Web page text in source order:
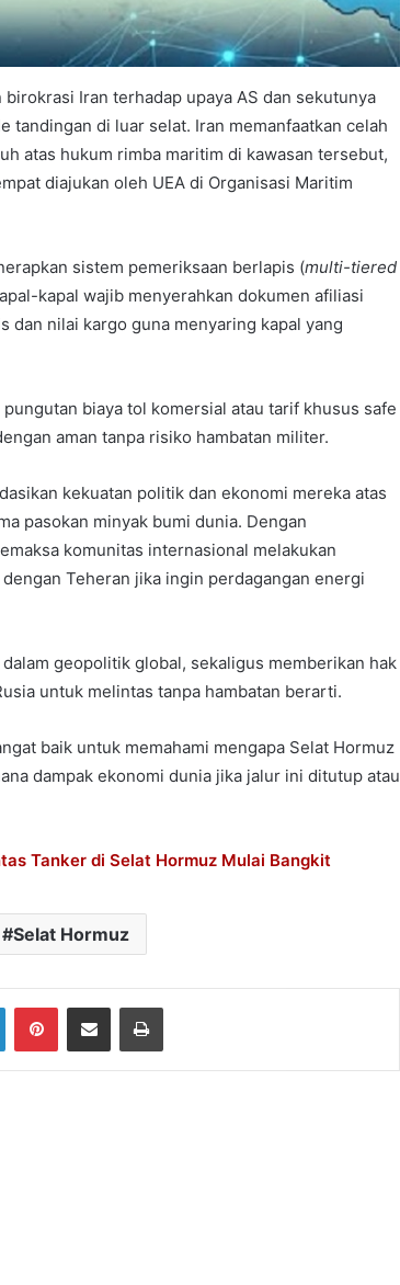
Iran terhadap upaya AS dan sekutunya
tandingan di luar selat. Iran memanfaatkan celah
atas hukum rimba maritim di kawasan tersebut,
diajukan oleh UEA di Organisasi Maritim
sistem pemeriksaan berlapis (multi-tiered
kapal wajib menyerahkan dokumen afiliasi
nilai kargo guna menyaring kapal yang
biaya tol komersial atau tarif khusus safe
aman tanpa risiko hambatan militer.
kekuatan politik dan ekonomi mereka atas
pasokan minyak bumi dunia. Dengan
komunitas internasional melakukan
Teheran jika ingin perdagangan energi
geopolitik global, sekaligus memberikan hak
untuk melintas tanpa hambatan berarti.
baik untuk memahami mengapa Selat Hormuz
dampak ekonomi dunia jika jalur ini ditutup atau
Tanker di Selat Hormuz Mulai Bangkit
Selat Hormuz
LinkedInPinterestShare via Email Print